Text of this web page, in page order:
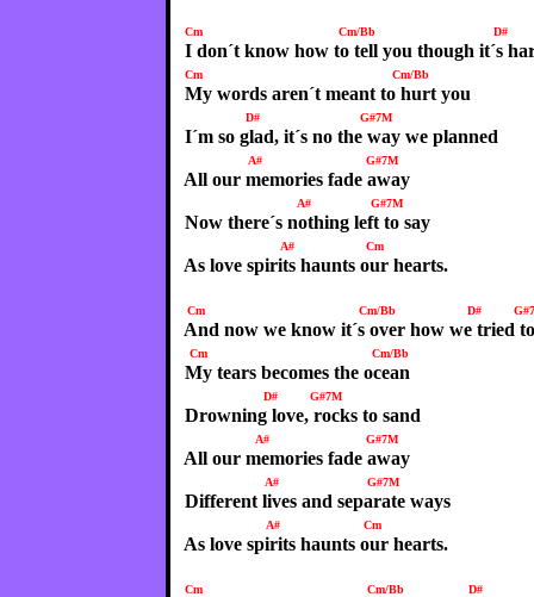
Cm Cm/Bb D#
I don´t know how to tell you though it´s
Cm Cm/
My words aren´t meant to hurt you
D# G#7M
I´m so glad, it´s no the way we planned
A# G#7M
All our memories fade away
A# G#7M
Now there´s nothing left to say
A# Cm
As love spirits haunts our hearts.
Cm Cm/Bb D#
And now we know it´s over how we tried
Cm Cm/Bb
My tears becomes the ocean
D# G#7M
Drowning love, rocks to sand
A# G#7M
All our memories fade away
A# G#7M
Different lives and separate ways
A# Cm
As love spirits haunts our hearts.
Cm Cm/Bb D#